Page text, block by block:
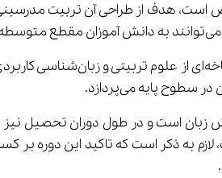
این رشته به عنوان